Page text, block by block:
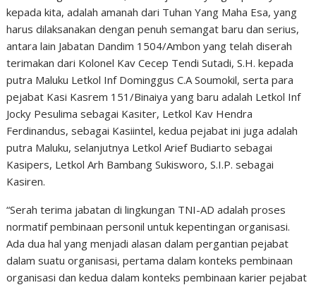
kepada kita, adalah amanah dari Tuhan Yang Maha Esa, yang
harus dilaksanakan dengan penuh semangat baru dan serius,
antara lain Jabatan Dandim 1504/Ambon yang telah diserah
terimakan dari Kolonel Kav Cecep Tendi Sutadi, S.H. kepada
putra Maluku Letkol Inf Dominggus C.A Soumokil, serta para
pejabat Kasi Kasrem 151/Binaiya yang baru adalah Letkol Inf
Jocky Pesulima sebagai Kasiter, Letkol Kav Hendra
Ferdinandus, sebagai Kasiintel, kedua pejabat ini juga adalah
putra Maluku, selanjutnya Letkol Arief Budiarto sebagai
Kasipers, Letkol Arh Bambang Sukisworo, S.I.P. sebagai
Kasiren.
“Serah terima jabatan di lingkungan TNI-AD adalah proses
normatif pembinaan personil untuk kepentingan organisasi.
Ada dua hal yang menjadi alasan dalam pergantian pejabat
dalam suatu organisasi, pertama dalam konteks pembinaan
organisasi dan kedua dalam konteks pembinaan karier pejabat